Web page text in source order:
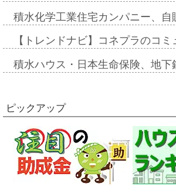
積水化学工業住宅カンパニー、
【トレンドナビ】コネプラのコ
積水ハウス・日本生命保険、地
ピックアップ